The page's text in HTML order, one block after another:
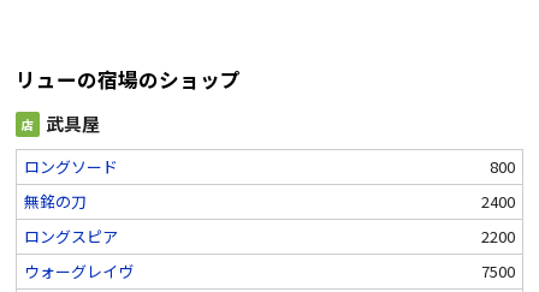
リューの宿場のショップ
店 武具屋
ロングソード
800
無銘の刀
2400
ロングスピア
2200
ウォーグレイヴ
7500